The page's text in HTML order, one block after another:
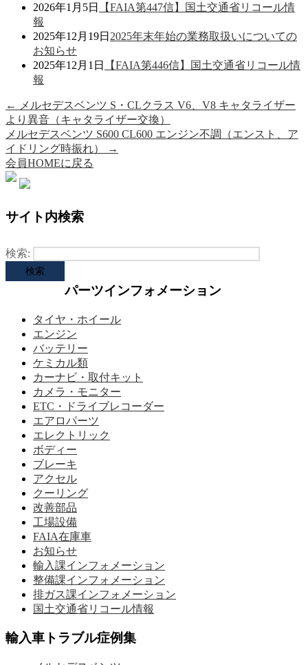
2026年1月5日
【FAIA第447信】国土交通省リコール情
報
2025年12月19日 2025年末年始の業務取扱いについての
お知らせ
2025年12月1日
【FAIA第446信】国土交通省リコール情
報
←
メルセデスベンツ S・CLクラス V6、V8 キャタライザー
より異音（キャタライザー交換）
メルセデスベンツ S600 CL600 エンジン不調（エンスト、ア
イドリング時振れ）
→
会員HOMEに戻る
サイト内検索
検索:
パーツインフォメーション
タイヤ・ホイール
エンジン
バッテリー
ケミカル類
カーナビ・取付キット
カメラ・モニター
ETC・ドライブレコーダー
エアロパーツ
エレクトリック
ボディー
ブレーキ
アクセル
クーリング
改善部品
工場設備
FAIA在庫車
お知らせ
輸入課インフォメーション
整備課インフォメーション
排ガス課インフォメーション
国土交通省リコール情報
輸入車トラブル症例集